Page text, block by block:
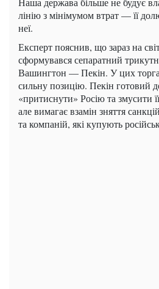
лінію з мінімумом втрат — її
неї.
Експерт пояснив, що зараз на
сформувався сепаратний
Вашингтон — Пекін. У цих
сильну позицію. Пекін готовий
«притиснути» Росію та змусити
але вимагає взамін зняття
та компаній, які купують